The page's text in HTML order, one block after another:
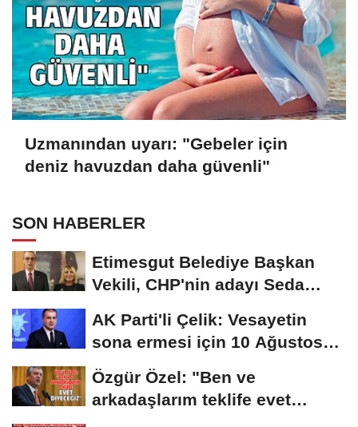
Uzmanından uyarı: "Gebeler için
deniz havuzdan daha güvenli"
SON HABERLER
Etimesgut Belediye Başkan
Vekili, CHP'nin adayı Seda
AK Parti'li Çelik: Vesayetin
sona ermesi için 10 Ağustos
çok önemli...
Özgür Özel: "Ben ve
arkadaşlarım teklife evet